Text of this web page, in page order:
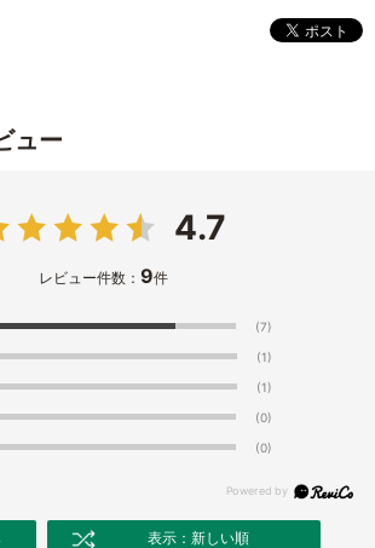
ュー
4.7
レビュー件数：9件
(7)
(1)
(1)
(0)
(0)
表示：新しい順